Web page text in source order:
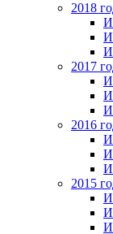
2018
2017
2016
2015